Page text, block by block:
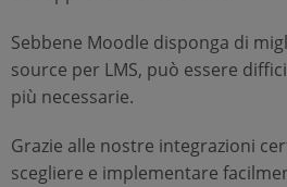
Sebbene Moodle disponga di
source per LMS, può essere
più necessarie.
Grazie alle nostre integrazioni
scegliere e implementare